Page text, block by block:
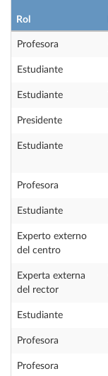
Rol
Profesora
Estudiante
Estudiante
Presidente
Estudiante
Profesora
Estudiante
Experto externo
del centro
Experta externa
del rector
Estudiante
Profesora
Profesora